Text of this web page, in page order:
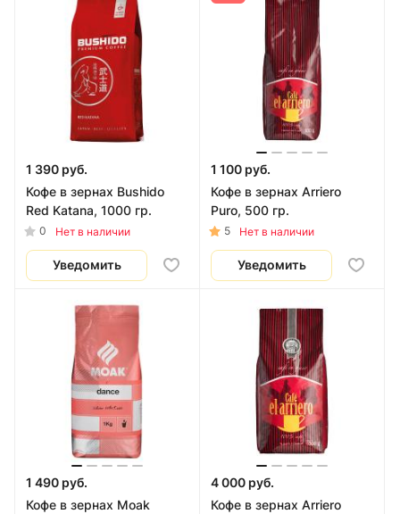
1 390 руб.
Кофе в зернах Bushido
Red Katana, 1000 гр.
0 Нет в наличии
Уведомить
1 100 руб.
Кофе в зернах Arriero
Puro, 500 гр.
5 Нет в наличии
Уведомить
1 490 руб.
Кофе в зернах Moak
4 000 руб.
Кофе в зернах Arriero